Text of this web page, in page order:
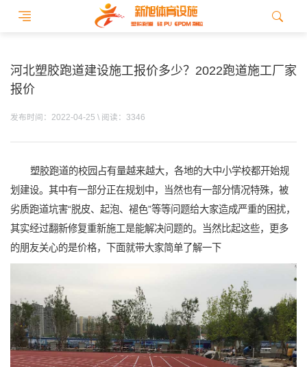
河北塑胶跑道建设施工报价多少？2022跑道施工厂家
报价
发布时间：2022-04-25 \ 阅读：3346
塑胶跑道的校园占有量越来越大，各地的大中小学校都开始规
划建设。其中有一部分正在规划中，当然也有一部分情况特殊，被
劣质跑道坑害“脱皮、起泡、褪色”等等问题给大家造成严重的困扰，
其实经过翻新修复重新施工是能解决问题的。当然比起这些，更多
的朋友关心的是价格，下面就带大家简单了解一下